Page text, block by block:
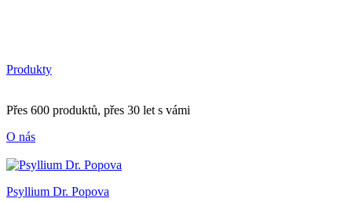
Produkty
Přes 600 produktů, přes 30 let s vámi
O nás
Psyllium Dr. Popova